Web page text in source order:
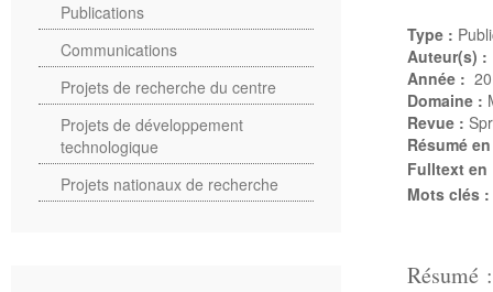
Type :
Auteur(s) :
Année :
Domaine :
Revue :
Résumé
Fulltext en
Mots clés :
Publications
Communications
Projets de recherche du centre
Projets de développement
technologique
Projets nationaux de recherche